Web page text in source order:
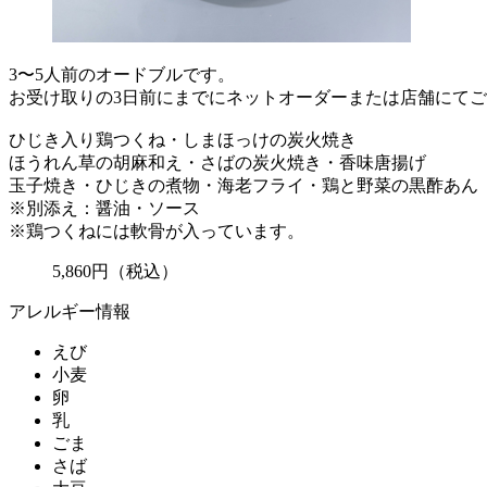
3〜5人前のオードブルです。
お受け取りの3日前にまでにネットオーダーまたは店舗にてご
ひじき入り鶏つくね・しまほっけの炭火焼き
ほうれん草の胡麻和え・さばの炭火焼き・香味唐揚げ
玉子焼き・ひじきの煮物・海老フライ・鶏と野菜の黒酢あん
※別添え：醤油・ソース
※鶏つくねには軟骨が入っています。
5,860円 （税込）
アレルギー情報
えび
小麦
卵
乳
ごま
さば